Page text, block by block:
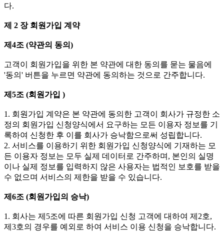
다.
제 2 장 회원가입 계약
제4조 (약관의 동의)
고객이 회원가입을 위한 본 약관에 대한 동의를 묻는 물음에
'동의' 버튼을 누르면 약관에 동의하는 것으로 간주합니다.
제5조 (회원가입 )
1. 회원가입 계약은 본 약관에 동의한 고객이 회사가 규정한 소
정의 회원가입 신청양식에서 요구하는 모든 이용자 정보를 기
록하여 신청한 후 이를 회사가 승낙함으로써 성립합니다.
2. 서비스를 이용하기 위한 회원가입 신청양식에 기재하는 모
든 이용자 정보는 모두 실제 데이터로 간주하며, 본인의 실명
이나 실제 정보를 입력하지 않은 사용자는 법적인 보호를 받을
수 없으며 서비스의 제한을 받을 수 있습니다.
제6조 (회원가입의 승낙)
1. 회사는 제5조에 따른 회원가입 신청 고객에 대하여 제2호,
제3호의 경우를 예외로 하여 서비스 이용 신청을 승낙합니다.